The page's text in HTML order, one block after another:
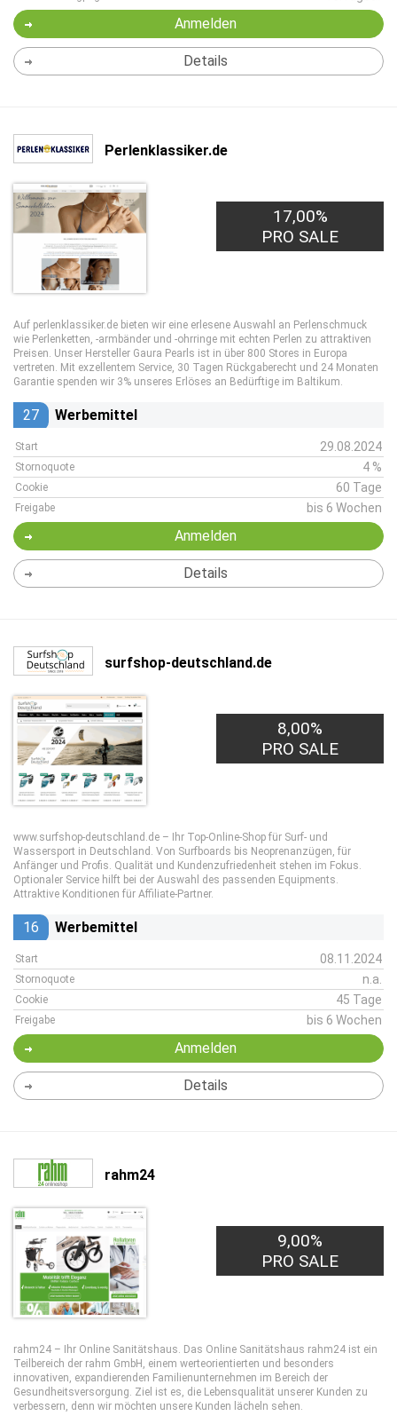
Anmelden
Details
Perlenklassiker.de
17,00%
PRO SALE
Auf perlenklassiker.de bieten wir eine erlesene Auswahl an Perlenschmuck
wie Perlenketten, -armbänder und -ohrringe mit echten Perlen zu attraktiven
Preisen. Unser Hersteller Gaura Pearls ist in über 800 Stores in Europa
vertreten. Mit exzellentem Service, 30 Tagen Rückgaberecht und 24 Monaten
Garantie spenden wir 3% unseres Erlöses an Bedürftige im Baltikum.
27 Werbemittel
Start 29.08.2024
Stornoquote 4 %
Cookie 60 Tage
Freigabe bis 6 Wochen
Anmelden
Details
surfshop-deutschland.de
8,00%
PRO SALE
www.surfshop-deutschland.de – Ihr Top-Online-Shop für Surf- und
Wassersport in Deutschland. Von Surfboards bis Neoprenanzügen, für
Anfänger und Profis. Qualität und Kundenzufriedenheit stehen im Fokus.
Optionaler Service hilft bei der Auswahl des passenden Equipments.
Attraktive Konditionen für Affiliate-Partner.
16 Werbemittel
Start 08.11.2024
Stornoquote n.a.
Cookie 45 Tage
Freigabe bis 6 Wochen
Anmelden
Details
rahm24
9,00%
PRO SALE
rahm24 – Ihr Online Sanitätshaus. Das Online Sanitätshaus rahm24 ist ein
Teilbereich der rahm GmbH, einem werteorientierten und besonders
innovativen, expandierenden Familienunternehmen im Bereich der
Gesundheitsversorgung. Ziel ist es, die Lebensqualität unserer Kunden zu
verbessern, denn wir möchten unsere Kunden lächeln sehen.